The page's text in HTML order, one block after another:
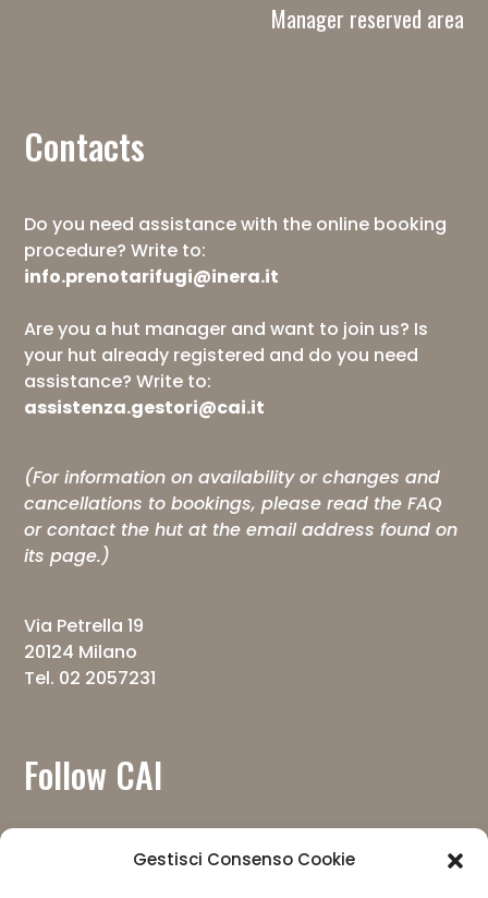
Gestisci Consenso Cookie
Manager reserved area
Contacts
Do you need assistance with the online booking
procedure? Write to:
info.prenotarifugi@inera.it
Are you a hut manager and want to join us? Is
your hut already registered and do you need
assistance? Write to:
assistenza.gestori@cai.it
(For information on availability or changes and
cancellations to bookings, please read theFAQ
or contact the hut at the email address found on
its page.)
Via Petrella 19
20124 Milano
Tel. 02 2057231
Follow CAI